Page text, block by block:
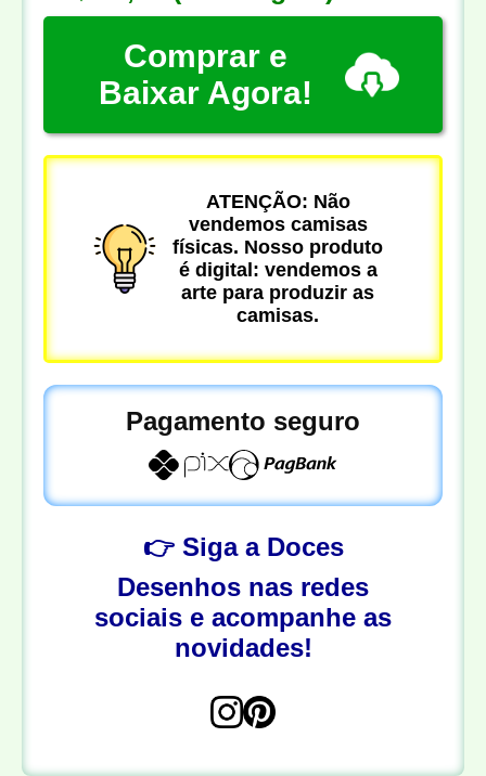
Comprar e
Baixar Agora!
ATENÇÃO: Não
vendemos camisas
físicas. Nosso produto
é digital: vendemos a
arte para produzir as
camisas.
Pagamento seguro
👉 Siga a Doces
Desenhos nas redes
sociais e acompanhe as
novidades!